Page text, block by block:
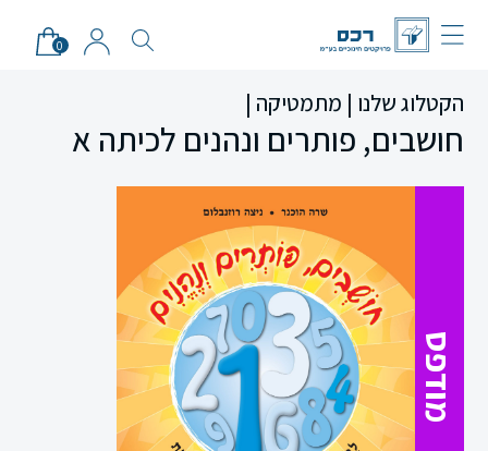
0
הקטלוג שלנו | מתמטיקה |
חושבים, פותרים ונהנים לכיתה א
מודפס